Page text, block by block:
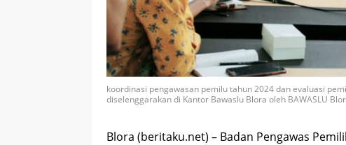
koordinasi pengawasan pemilu tahun 2024 dan evaluasi
diselenggarakan di Kantor Bawaslu Blora oleh BAWASLU
Blora (beritaku.net) – Badan Pengawas